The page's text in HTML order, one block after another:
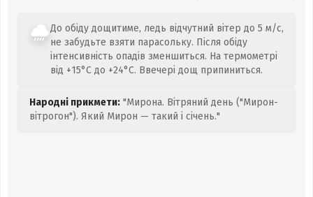
До обіду дощитиме, ледь відчутний вітер до 5 м/с,
не забудьте взяти парасольку. Після обіду
інтенсивність опадів зменшиться. На термометрі
від +15°C до +24°C. Ввечері дощ припиниться.
Народні прикмети: "Мирона. Вітряний день ("Мирон-
вітрогон"). Який Мирон — такий і січень."